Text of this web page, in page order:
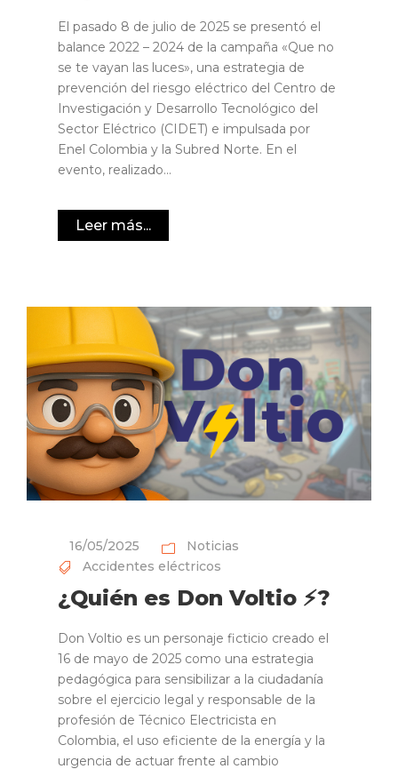
El pasado 8 de julio de 2025 se presentó el
balance 2022 – 2024 de la campaña «Que no
se te vayan las luces», una estrategia de
prevención del riesgo eléctrico del Centro de
Investigación y Desarrollo Tecnológico del
Sector Eléctrico (CIDET) e impulsada por
Enel Colombia y la Subred Norte. En el
evento, realizado...
Leer más...
16/05/2025
Noticias
Accidentes eléctricos
¿Quién es Don Voltio ⚡?
Don Voltio es un personaje ficticio creado el
16 de mayo de 2025 como una estrategia
pedagógica para sensibilizar a la ciudadanía
sobre el ejercicio legal y responsable de la
profesión de Técnico Electricista en
Colombia, el uso eficiente de la energía y la
urgencia de actuar frente al cambio